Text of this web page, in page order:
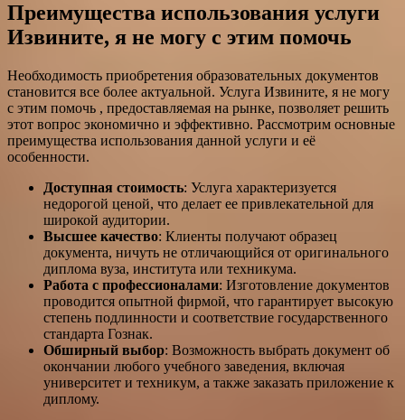
Преимущества использования услуги
Извините, я не могу с этим помочь
Необходимость приобретения образовательных документов
становится все более актуальной. Услуга Извините, я не могу
с этим помочь , предоставляемая на рынке, позволяет решить
этот вопрос экономично и эффективно. Рассмотрим основные
преимущества использования данной услуги и её
особенности.
Доступная стоимость: Услуга характеризуется
недорогой ценой, что делает ее привлекательной для
широкой аудитории.
Высшее качество: Клиенты получают образец
документа, ничуть не отличающийся от оригинального
диплома вуза, института или техникума.
Работа с профессионалами: Изготовление документов
проводится опытной фирмой, что гарантирует высокую
степень подлинности и соответствие государственного
стандарта Гознак.
Обширный выбор: Возможность выбрать документ об
окончании любого учебного заведения, включая
университет и техникум, а также заказать приложение к
диплому.